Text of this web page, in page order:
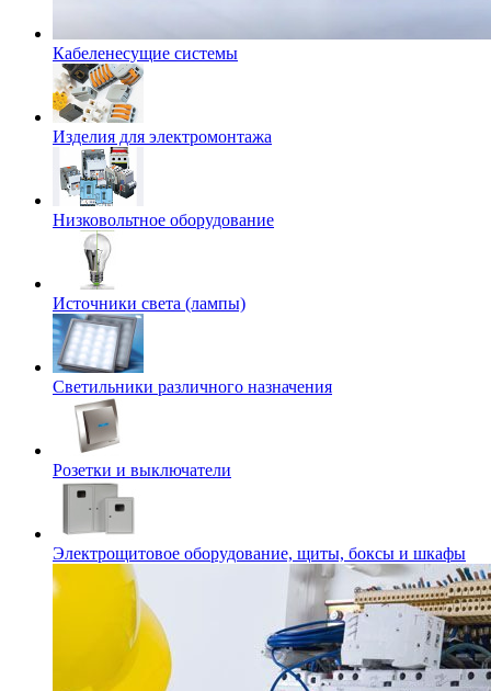
Кабеленесущие системы
Изделия для электромонтажа
Низковольтное оборудование
Источники света (лампы)
Светильники различного назначения
Розетки и выключатели
Электрощитовое оборудование, щиты, боксы и шкафы